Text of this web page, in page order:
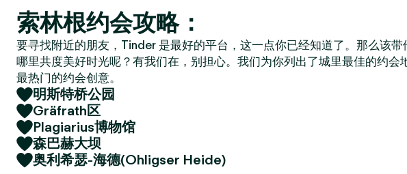
索林根约会攻略：
要寻找附近的朋友，Tinder 是最好的平台，这一点你已经知道了。那么该带
哪里共度美好时光呢？有我们在，别担心。我们为你列出了城里最佳的约会
最热门的约会创意。
明斯特桥公园
Gräfrath区
Plagiarius博物馆
森巴赫大坝
奥利希瑟-海德(Ohligser Heide)